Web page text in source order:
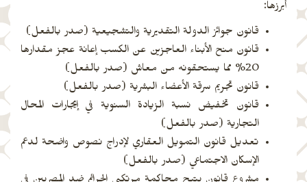
أبرزها:
قانون جوائز الدولة التقديرية والتشجيعية (صدر بالفعل)
قانون منح الأبناء العاجزين عن الكسب إعانة عجز مقدارها
20% مما يستحقونه من معاش (صدر بالفعل)
قانون تجريم سرقة الأعضاء البشرية (صدر بالفعل)
قانون تخفيض نسبة الزيادة السنوية في إيجارات المحال
التجارية (صدر بالفعل)
تعديل قانون التمويل العقاري لإدراج نصوص واضحة لدعم
الإسكان الاجتماعي (صدر بالفعل)